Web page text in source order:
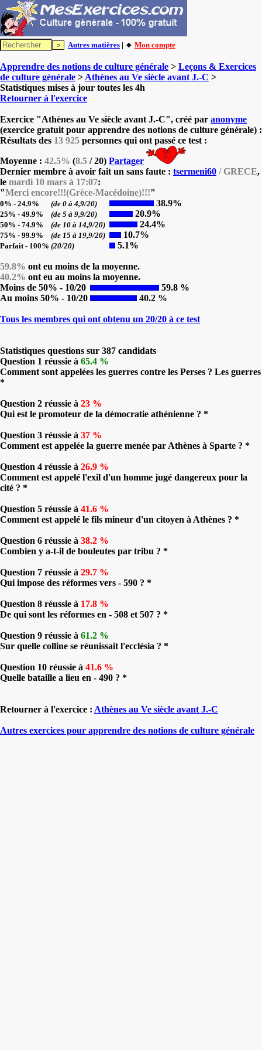
Autres matières | 🔸 Mon compte
Apprendre des notions de culture générale > Leçons & Exercices
de culture générale > Athènes au Ve siècle avant J.-C >
Statistiques mises à jour toutes les 4h
Retourner à l'exercice
Exercice "Athènes au Ve siècle avant J.-C", créé par anonyme
(exercice gratuit pour apprendre des notions de culture générale) :
Résultats des 13 925 personnes qui ont passé ce test :
Moyenne : 42.5% (8.5 / 20) Partager
Dernier membre à avoir fait un sans faute : tsermeni60 / GRECE,
le mardi 10 mars à 17:07:
"Merci encore!!!(Grèce-Macédoine)!!!"
0% - 24.9% (de 0 à 4,9/20) 38.9%
25% - 49.9% (de 5 à 9,9/20) 20.9%
50% - 74.9% (de 10 à 14,9/20) 24.4%
75% - 99.9% (de 15 à 19,9/20) 10.7%
Parfait - 100% (20/20) 5.1%
59.8% ont eu moins de la moyenne.
40.2% ont eu au moins la moyenne.
Moins de 50% - 10/20
59.8 %
Au moins 50% - 10/20
40.2 %
Tous les membres qui ont obtenu un 20/20 à ce test
Statistiques questions sur 387 candidats
Question 1 réussie à 65.4 %
Comment sont appelées les guerres contre les Perses ? Les guerres
*
Question 2 réussie à 23 %
Qui est le promoteur de la démocratie athénienne ? *
Question 3 réussie à 37 %
Comment est appelée la guerre menée par Athènes à Sparte ? *
Question 4 réussie à 26.9 %
Comment est appelé l'exil d'un homme jugé dangereux pour la
cité ? *
Question 5 réussie à 41.6 %
Comment est appelé le fils mineur d'un citoyen à Athènes ? *
Question 6 réussie à 38.2 %
Combien y a-t-il de bouleutes par tribu ? *
Question 7 réussie à 29.7 %
Qui impose des réformes vers - 590 ? *
Question 8 réussie à 17.8 %
De qui sont les réformes en - 508 et 507 ? *
Question 9 réussie à 61.2 %
Sur quelle colline se réunissait l'ecclésia ? *
Question 10 réussie à 41.6 %
Quelle bataille a lieu en - 490 ? *
Retourner à l'exercice : Athènes au Ve siècle avant J.-C
Autres exercices pour apprendre des notions de culture générale